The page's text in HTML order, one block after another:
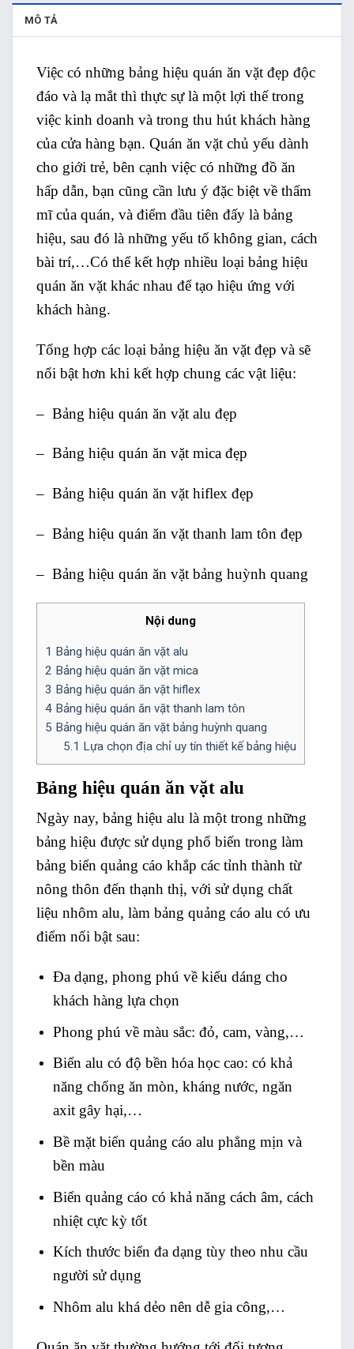
MÔ TẢ
Việc có những bảng hiệu quán ăn vặt đẹp độc
đáo và lạ mắt thì thực sự là một lợi thế trong
việc kinh doanh và trong thu hút khách hàng
của cửa hàng bạn. Quán ăn vặt chủ yếu dành
cho giới trẻ, bên cạnh việc có những đồ ăn
hấp dẫn, bạn cũng cần lưu ý đặc biệt về thẩm
mĩ của quán, và điểm đầu tiên đấy là bảng
hiệu, sau đó là những yếu tố không gian, cách
bài trí,…Có thể kết hợp nhiều loại bảng hiệu
quán ăn vặt khác nhau để tạo hiệu ứng với
khách hàng.
Tổng hợp các loại bảng hiệu ăn vặt đẹp và sẽ
nổi bật hơn khi kết hợp chung các vật liệu:
– Bảng hiệu quán ăn vặt alu đẹp
– Bảng hiệu quán ăn vặt mica đẹp
– Bảng hiệu quán ăn vặt hiflex đẹp
– Bảng hiệu quán ăn vặt thanh lam tôn đẹp
– Bảng hiệu quán ăn vặt bảng huỳnh quang
Nội dung
1 Bảng hiệu quán ăn vặt alu
2 Bảng hiệu quán ăn vặt mica
3 Bảng hiệu quán ăn vặt hiflex
4 Bảng hiệu quán ăn vặt thanh lam tôn
5 Bảng hiệu quán ăn vặt bảng huỳnh quang
5.1 Lựa chọn địa chỉ uy tín thiết kế bảng hiệu
Bảng hiệu quán ăn vặt alu
Ngày nay, bảng hiệu alu là một trong những
bảng hiệu được sử dụng phổ biến trong làm
bảng biển quảng cáo khắp các tỉnh thành từ
nông thôn đến thạnh thị, với sử dụng chất
liệu nhôm alu, làm bảng quảng cáo alu có ưu
điểm nổi bật sau:
Đa dạng, phong phú về kiểu dáng cho
khách hàng lựa chọn
Phong phú về màu sắc: đỏ, cam, vàng,…
Biển alu có độ bền hóa học cao: có khả
năng chống ăn mòn, kháng nước, ngăn
axit gây hại,…
Bề mặt biển quảng cáo alu phẳng mịn và
bền màu
Biển quảng cáo có khả năng cách âm, cách
nhiệt cực kỳ tốt
Kích thước biển đa dạng tùy theo nhu cầu
người sử dụng
Nhôm alu khá dẻo nên dễ gia công,…